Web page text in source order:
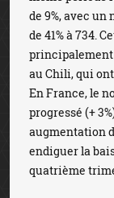
de 9%, avec un
de 41% à 734.
principalement
au Chili, qui
En France, le
progressé (+
augmentation
endiguer la
quatrième